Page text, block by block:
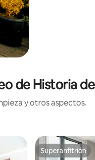
de Historia
y otros aspectos.
Superanfitrión
Superanfitrión